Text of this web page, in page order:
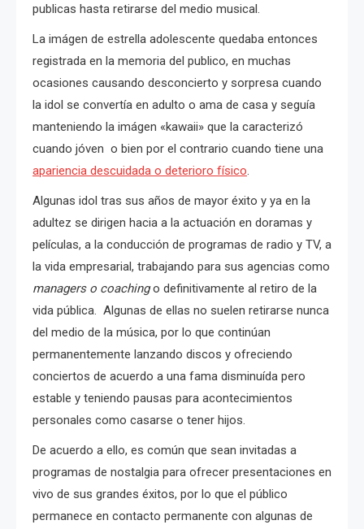
publicas hasta retirarse del medio musical.
La imágen de estrella adolescente quedaba entonces
registrada en la memoria del publico, en muchas
ocasiones causando desconcierto y sorpresa cuando
la idol se convertía en adulto o ama de casa y seguía
manteniendo la imágen «kawaii» que la caracterizó
cuando jóven o bien por el contrario cuando tiene una
apariencia descuidada o deterioro físico
Algunas idol tras sus años de mayor éxito y ya en la
adultez se dirigen hacia a la actuación en doramas y
películas, a la conducción de programas de radio y TV, a
la vida empresarial, trabajando para sus agencias como
managers o coachingo definitivamente al retiro de la
vida pública. Algunas de ellas no suelen retirarse nunca
del medio de la música, por lo que continúan
permanentemente lanzando discos y ofreciendo
conciertos de acuerdo a una fama disminuída pero
estable y teniendo pausas para acontecimientos
personales como casarse o tener hijos.
De acuerdo a ello, es común que sean invitadas a
programas de nostalgia para ofrecer presentaciones en
vivo de sus grandes éxitos, por lo que el público
permanece en contacto permanente con algunas de